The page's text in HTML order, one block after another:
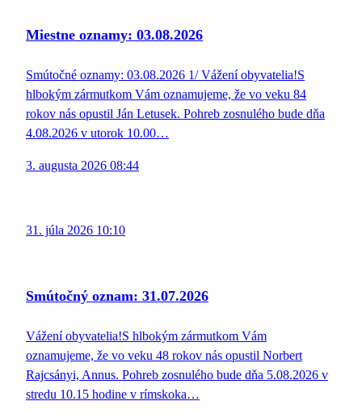
Miestne oznamy: 03.08.2026
Smútočné oznamy: 03.08.2026 1/ Vážení obyvatelia!S
hlbokým zármutkom Vám oznamujeme, že vo veku 84
rokov nás opustil Ján Letusek. Pohreb zosnulého bude dňa
4.08.2026 v utorok 10.00…
3. augusta 2026 08:44
31. júla 2026 10:10
Smútočný oznam: 31.07.2026
Vážení obyvatelia!S hlbokým zármutkom Vám
oznamujeme, že vo veku 48 rokov nás opustil Norbert
Rajcsányi, Annus. Pohreb zosnulého bude dňa 5.08.2026 v
stredu 10.15 hodine v rímskoka…